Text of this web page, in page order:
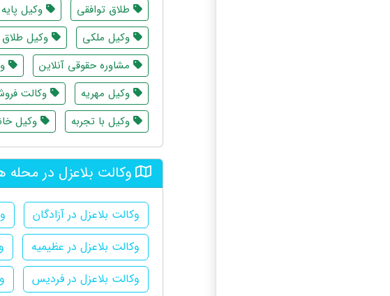
طلاق توافقی وکیل
وکیل ملکی
وکیل طلاق
مشاوره حقوقی آنلاین
وکیل مهریه
وکالت
وکیل با تجربه
وکیل
وکالت بلاعزل در
وکالت بلاعزل در آزادگان
وکالت بلاعزل در عظیمیه
وکالت بلاعزل در فردیس